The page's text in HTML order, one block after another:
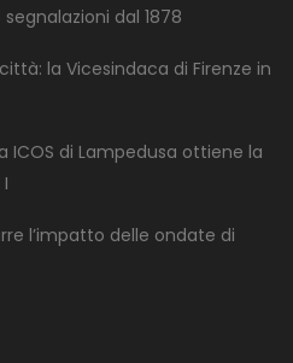
dal 1878
la Vicesindaca di Firenze in
ICOS di Lampedusa ottiene la
l’impatto delle ondate di